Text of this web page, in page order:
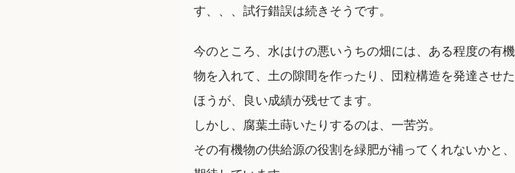
す、、、試行錯誤は続きそうです。
今のところ、水はけの悪いうちの畑には、ある程度の有機
物を入れて、土の隙間を作ったり、団粒構造を発達させた
ほうが、良い成績が残せてます。
しかし、腐葉土蒔いたりするのは、一苦労。
その有機物の供給源の役割を緑肥が補ってくれないかと、